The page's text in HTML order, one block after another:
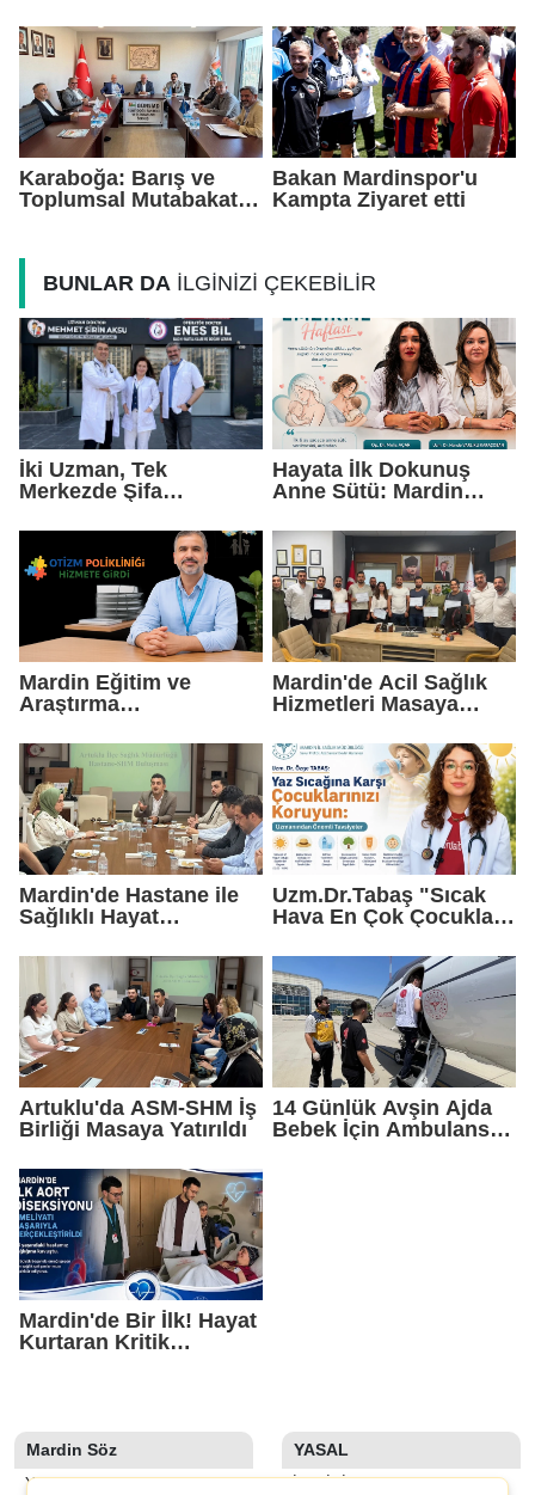
Taşıdı
Daha Çok Üretim
Karaboğa: Barış ve
Toplumsal Mutabakat
Bakan Mardinspor'u
Kampta Ziyaret etti
BUNLAR DA İLGİNİZİ ÇEKEBİLİR
İki Uzman, Tek
Merkezde Şifa
Hayata İlk Dokunuş
Anne Sütü: Mardin
Farkındalık Çağrısı
Mardin Eğitim ve
Araştırma
Polikliniği Hizmete
Girdi
Mardin'de Acil Sağlık
Hizmetleri Masaya
Mardin'de Hastane ile
Sağlıklı Hayat
Güç Birliği
Uzm.Dr.Tabaş "Sıcak
Hava En Çok Çocukları
Artuklu'da ASM-SHM İş
Birliği Masaya Yatırıldı
14 Günlük Avşin Ajda
Bebek İçin Ambulans
Mardin'de Bir İlk! Hayat
Kurtaran Kritik
Mardin Söz
YAZARLAR
YASAL
İLETIŞIM